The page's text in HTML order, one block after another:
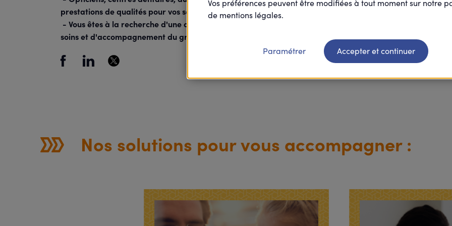
prestations de qualités pour vos soins au quotidien.
- Vous êtes à la recherche d'une clinique, crèche, d'un établissement pour personnes âgées, ou en
soins et d'accompagnement du groupe VYV, qui partagent nos valeurs de solidarité et d'accessibilité
Nos solutions pour vous accompagner :
Vos préférences peuvent être modifiées à tout moment sur notre
de mentions légales.
Paramétrer Accepter et continuer